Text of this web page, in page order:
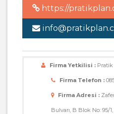
https://
Firma Yetkilisi :
Firma Telefon :
Firma Adresi :
Bulvarı, B Blok No: 95/